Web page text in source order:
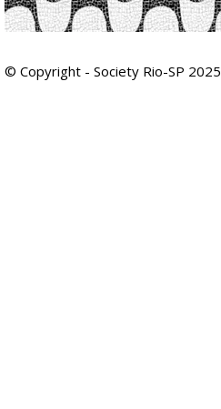
© Copyright - Society Rio-SP 2025